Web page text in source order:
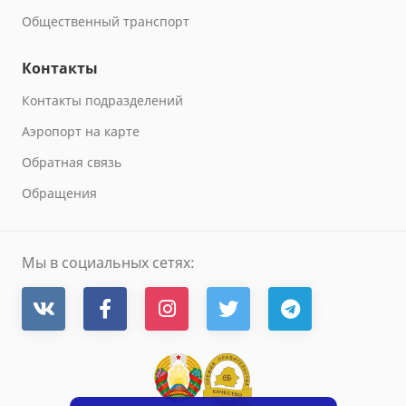
Общественный транспорт
Контакты
Контакты подразделений
Аэропорт на карте
Обратная связь
Обращения
Мы в социальных сетях: